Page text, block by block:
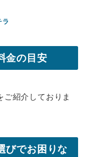
ラ
金の目安
紹介しておりま
びでお困りな